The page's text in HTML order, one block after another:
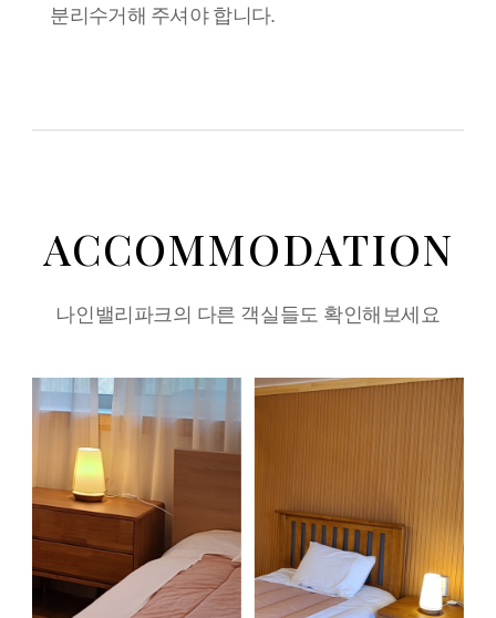
분리수거해 주셔야 합니다.
ACCOMMODATION
나인밸리파크의 다른 객실들도 확인해보세요